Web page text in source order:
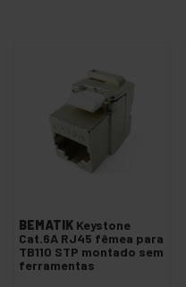
BEMATIK Keystone
Cat.6A RJ45 fêmea para
TB110 STP montado sem
ferramentas